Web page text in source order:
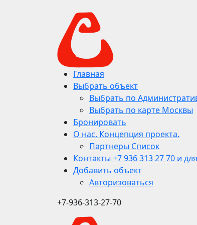
Главная
Выбрать объект
Выбрать по
Выбрать по карте Москвы
Бронировать
О нас. Концепция проекта.
Партнеры Список
Контакты +7 936 313 27 70 и
Добавить объект
Авторизоваться
+7-936-313-27-70